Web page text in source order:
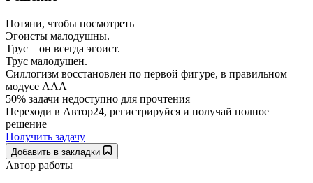
Потяни, чтобы посмотреть
Эгоисты малодушны.
Трус – он всегда эгоист.
Трус малодушен.
Силлогизм восстановлен по первой фигуре, в правильном
модусе ААА
50% задачи недоступно для прочтения
Переходи в Автор24, регистрируйся и получай полное
решение
Получить задачу
Добавить в закладки
Автор работы